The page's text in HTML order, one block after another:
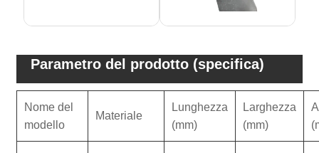
Parametro del prodotto (specifica)
Nome del
modello
Materiale
Lunghezza
(mm)
Larghezza
(mm)